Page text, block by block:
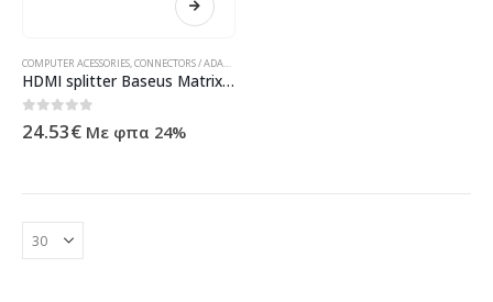
COMPUTER ACESSORIES CONNECTORS / ADAPTERS
HDMI splitter Baseus Matrix, Bidirectional, 4K, Gray – 40393
0out of 5
24.53€ Με φπα 24%